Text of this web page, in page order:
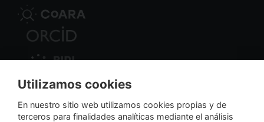
Nodo Regional
Utilizamos cookies
En nuestro sitio web utilizamos cookies propias y de
terceros para finalidades analíticas mediante el análisis